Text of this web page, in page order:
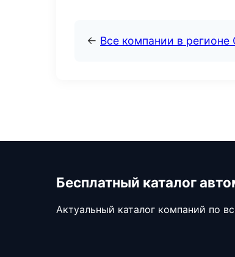
← Все компании в
Бесплатный каталог
Актуальный каталог компаний по